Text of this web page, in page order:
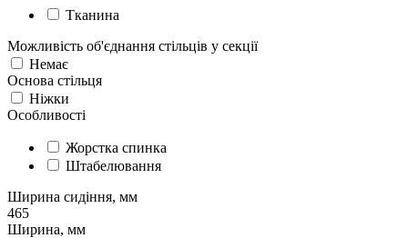
Тканина
Можливість об'єднання стільців у секції
Немає
Основа стільця
Ніжки
Особливості
Жорстка спинка
Штабелювання
Ширина сидіння, мм
465
Ширина, мм